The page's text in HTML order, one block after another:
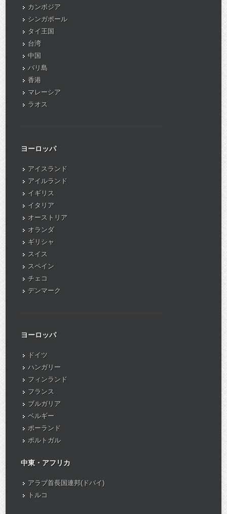
カンボジア
シンガポール
タイ王国
台湾
中国
バリ島
香港
マレーシア
ラオス
ヨーロッパ
アイスランド
アイルランド
イギリス
イタリア
オーストリア
オランダ
ギリシャ
スイス
スペイン
チェコ
デンマーク
ヨーロッパ
ドイツ
ハンガリー
フィンランド
フランス
ブルガリア
ベルギー
ポーランド
ポルトガル
中東・アフリカ
アラブ首長国連邦(ドバイ)
トルコ